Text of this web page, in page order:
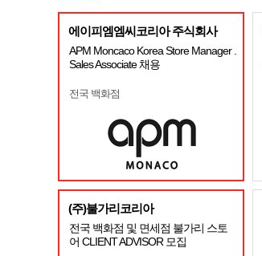
에이피엠엠씨코리아 주식회사
APM Moncaco Korea Store Manager .
Sales Associate 채용
전국 백화점
(주)불가리코리아
전국 백화점 및 면세점 불가리 스토
어 CLIENT ADVISOR 모집